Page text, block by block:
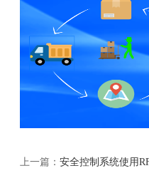
上一篇： 安全控制系统使用